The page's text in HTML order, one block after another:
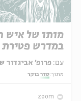
מותו של איש
במדרש
עם:
מתוך:סדר בוקר
zoom